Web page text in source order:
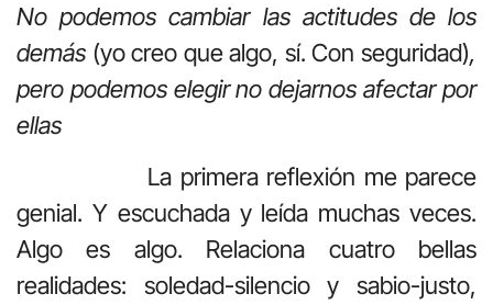
No podemos cambiar las actitudes de los
demás (yo creo que algo, sí. Con seguridad),
pero podemos elegir no dejarnos afectar por
ellas
La primera reflexión me parece
genial. Y escuchada y leída muchas veces.
Algo es algo. Relaciona cuatro bellas
realidades: soledad-silencio y sabio-justo,